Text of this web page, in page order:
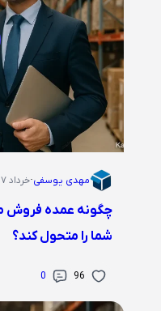
مهدی یوسفی·خرداد ۷, ۱۴۰۴
چگونه عمده فروش
شما را متحول کند؟
96
0